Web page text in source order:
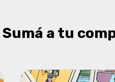
Sumá a tu